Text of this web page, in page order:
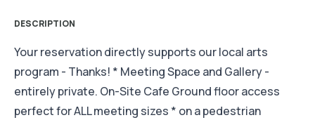
DESCRIPTION
Your reservation directly supports our local arts
program - Thanks! * Meeting Space and Gallery -
entirely private. On-Site Cafe Ground floor access
perfect for ALL meeting sizes * on a pedestrian